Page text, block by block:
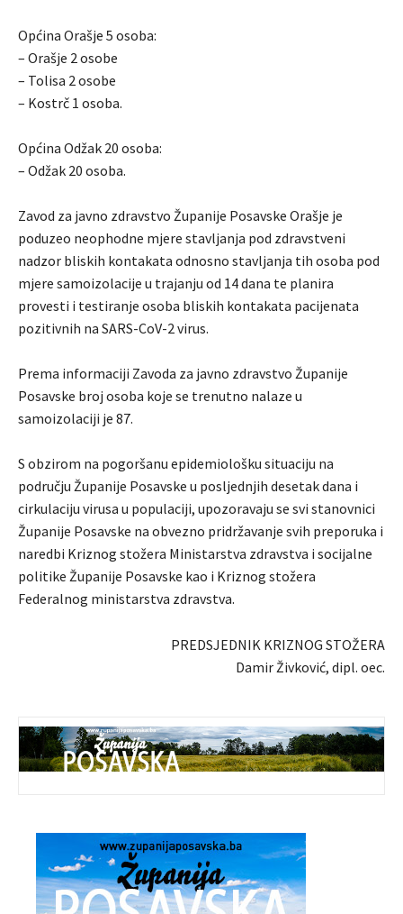
Općina Orašje 5 osoba:
– Orašje 2 osobe
– Tolisa 2 osobe
– Kostrč 1 osoba.
Općina Odžak 20 osoba:
– Odžak 20 osoba.
Zavod za javno zdravstvo Županije Posavske Orašje je
poduzeo neophodne mjere stavljanja pod zdravstveni
nadzor bliskih kontakata odnosno stavljanja tih osoba pod
mjere samoizolacije u trajanju od 14 dana te planira
provesti i testiranje osoba bliskih kontakata pacijenata
pozitivnih na SARS-CoV-2 virus.
Prema informaciji Zavoda za javno zdravstvo Županije
Posavske broj osoba koje se trenutno nalaze u
samoizolaciji je 87.
S obzirom na pogoršanu epidemiološku situaciju na
području Županije Posavske u posljednjih desetak dana i
cirkulaciju virusa u populaciji, upozoravaju se svi stanovnici
Županije Posavske na obvezno pridržavanje svih preporuka i
naredbi Kriznog stožera Ministarstva zdravstva i socijalne
politike Županije Posavske kao i Kriznog stožera
Federalnog ministarstva zdravstva.
PREDSJEDNIK KRIZNOG STOŽERA
Damir Živković, dipl. oec.